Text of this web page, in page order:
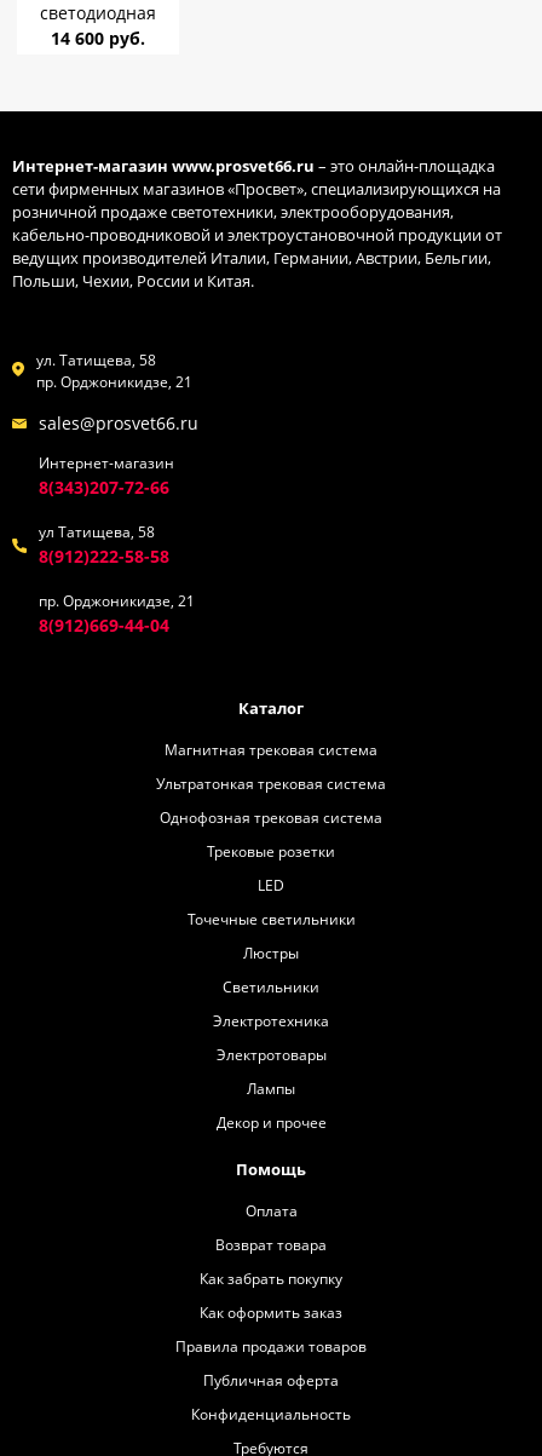
светодиодная
EUROSVET 90264/1
14 600 руб.
Интернет-магазин www.prosvet66.ru – это онлайн-площадка
сети фирменных магазинов «Просвет», специализирующихся на
розничной продаже светотехники, электрооборудования,
кабельно-проводниковой и электроустановочной продукции от
ведущих производителей Италии, Германии, Австрии, Бельгии,
Польши, Чехии, России и Китая.
ул. Татищева, 58
пр. Орджоникидзе, 21
sales@prosvet66.ru
Интернет-магазин
8(343)207-72-66
ул Татищева, 58
8(912)222-58-58
пр. Орджоникидзе, 21
8(912)669-44-04
Каталог
Магнитная трековая система
Ультратонкая трековая система
Однофозная трековая система
Трековые розетки
LED
Точечные светильники
Люстры
Светильники
Электротехника
Электротовары
Лампы
Декор и прочее
Помощь
Оплата
Возврат товара
Как забрать покупку
Как оформить заказ
Правила продажи товаров
Публичная оферта
Конфиденциальность
Требуются